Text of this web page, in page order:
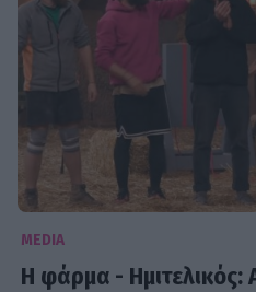
MEDIA
Η φάρμα - Ημιτελικός: